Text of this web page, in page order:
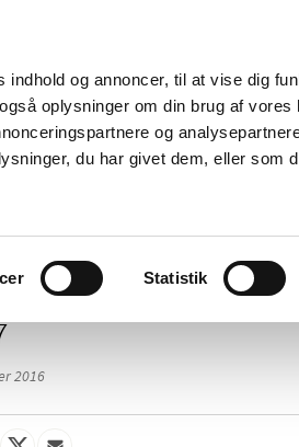
og annoncer, til at vise dig
oplysninger om din brug af vores
og
du har givet dem, eller som
Statistik
Nyheder Om os
Tilskud og
Apoteker og
2016